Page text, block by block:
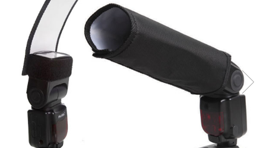
Obiective DSLR
Huse si tocuri protectie obiective
Obiective Cinematice
Parasolare
Teleconvertoare
Adaptoare montura / baioneta
Capace obiectiv si camera
Inele Macro